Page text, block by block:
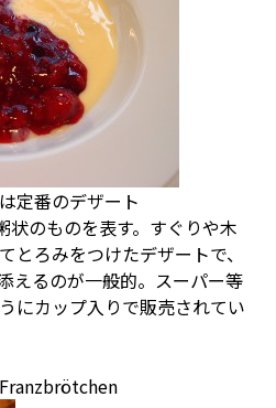
定番のデザート
のものを表す。すぐりや木
とろみをつけたデザートで、
えるのが一般的。スーパー等
にカップ入りで販売されてい